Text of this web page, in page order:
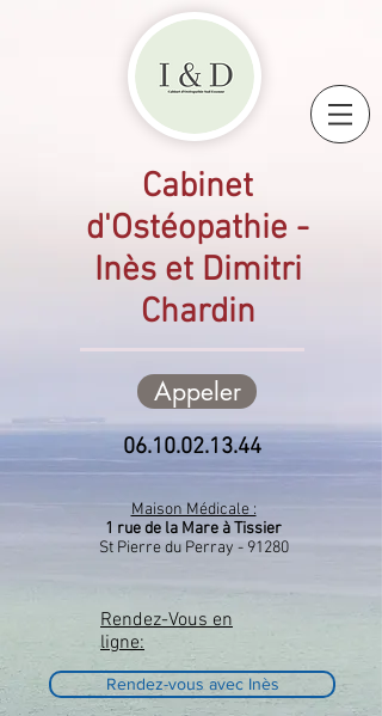
Cabinet
d'Ostéopathie -
Inès et Dimitri
Chardin
Appeler
06.10.02.13.44
Maison Médicale :
1 rue de la Mare à Tissier
St Pierre du Perray - 91280
Rendez-Vous en
ligne:
Rendez-vous avec Inès